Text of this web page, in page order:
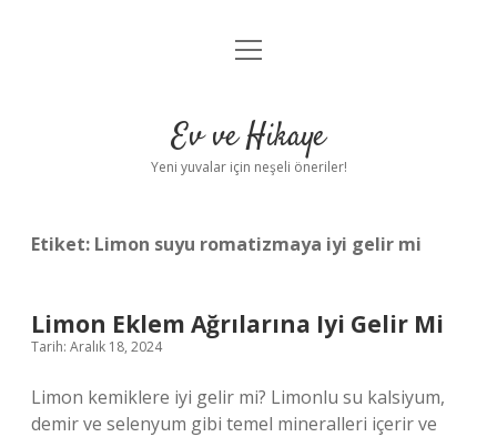
Anasayfa
Yasal Uyarı
menüyü
Ev ve Hikaye
Yeni yuvalar için neşeli öneriler!
Etiket: Limon suyu romatizmaya iyi gelir mi
Limon Eklem Ağrılarına Iyi Gelir Mi
Tarih: Aralık 18, 2024
Limon kemiklere iyi gelir mi? Limonlu su kalsiyum,
demir ve selenyum gibi temel mineralleri içerir ve